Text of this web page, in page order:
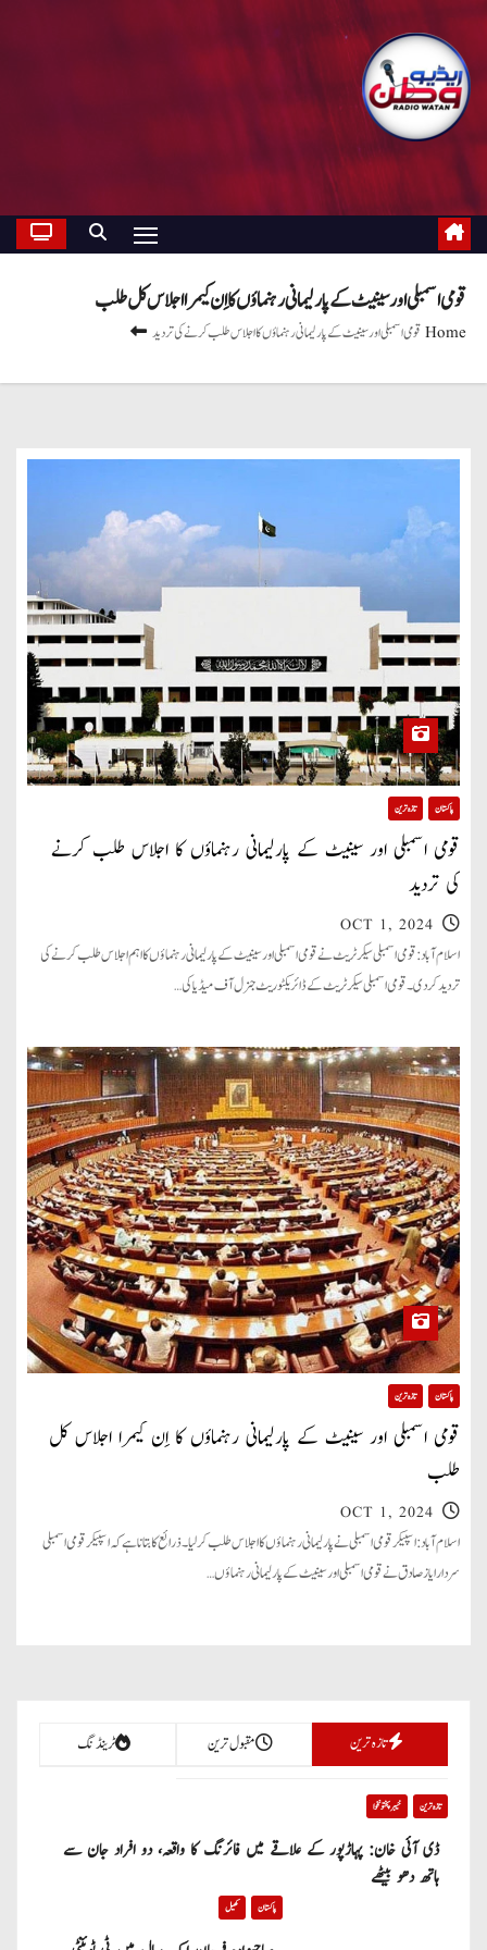
قومی اسمبلی اور سینیٹ کے پارلیمانی رہنماؤں کا اِن کیمرا اجلاس کل طلب
Homeقومی اسمبلی اور سینیٹ کے پارلیمانی رہنماؤں کا اجلاس طلب کرنے کی تردید
پاکستان تازہ ترین
قومی اسمبلی اور سینیٹ کے پارلیمانی رہنماؤں کا اجلاس طلب کرنے
کی تردید
OCT 1, 2024
اسلام آباد: قومی اسمبلی سیکرٹریٹ نے قومی اسمبلی اور سینیٹ کے پارلیمانی رہنماؤں کا اہم اجلاس طلب کرنے کی
تردید کردی۔ قومی اسمبلی سیکرٹریٹ کے ڈائریکٹوریٹ جنرل آف میڈیا کی…
پاکستان تازہ ترین
قومی اسمبلی اور سینیٹ کے پارلیمانی رہنماؤں کا اِن کیمرا اجلاس کل
طلب
OCT 1, 2024
اسلام آباد: اسپیکر قومی اسمبلی نے پارلیمانی رہنماؤں کا اجلاس طلب کرلیا۔ ذرائع کا بتانا ہےکہ اسپیکر قومی اسمبلی
سردار ایاز صادق نے قومی اسمبلی اور سینیٹ کے پارلیمانی رہنماؤں…
تازہ ترین مقبول ترین ٹرینڈنگ
تازہ ترین خیبر پختونخوا
ڈی آئی خان: پہاڑپور کے علاقے میں فائرنگ کا واقعہ، دو افراد جان سے
ہاتھ دھو بیٹھے
پاکستان کھیل